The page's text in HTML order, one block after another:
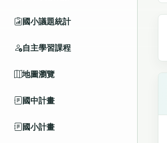
國小議題統計
自主學習課程
地圖瀏覽
國中計畫
國小計畫